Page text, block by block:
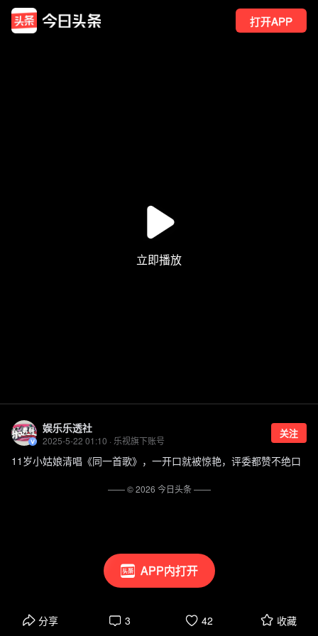
打开APP
APP内打开
娱乐乐透社
2025-5-22 01:10 · 乐视旗下账号
关注
11岁小姑娘清唱《同一首歌》，一开口就被惊艳，评委都赞不绝口
分享 3 42 收藏
—— ©2026 今日头条——